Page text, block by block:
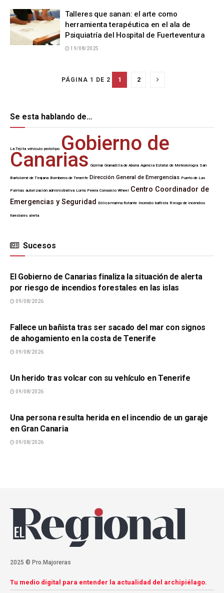
Talleres que sanan: el arte como
herramienta terapéutica en el ala de
Psiquiatría del Hospital de Fuerteventura
19/08/2025
PÁGINA 1 DE 2 1 2
Se esta hablando de…
La Tejita vehículo prototipo Gobierno de
Canarias Güímar Granadilla de Abona Agencia Estatal de Meteorología San
Bartolomé de Tirajana Bomberos de Tenerife Dirección General de Emergencias Puerto de Las
Palmas autorización administrativa Lomo Perera Consorcio Wheel Centro Coordinador de
Emergencias y Seguridad
Eólica marina flotante Incendio bañista Riesgo de incendios
forestales alerta
Sucesos
SUCESOS
El Gobierno de Canarias finaliza la situación de alerta
por riesgo de incendios forestales en las islas
09/08/2026
Fallece un bañista tras ser sacado del mar con signos
de ahogamiento en la costa de Tenerife
09/08/2026
Un herido tras volcar con su vehículo en Tenerife
09/08/2026
Una persona resulta herida en el incendio de un garaje
en Gran Canaria
09/08/2026
2025 © Pro.Majoreras
Tu medio digital para entender la actualidad del archipiélago.